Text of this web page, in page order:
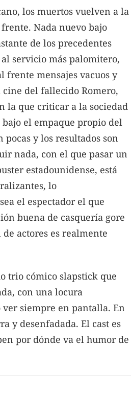
los muertos vuelven a la
Nada nuevo bajo
de los precedentes
servicio más palomitero,
mensajes vacuos y
del fallecido Romero,
la que criticar a la sociedad
el empaque propio del
y los resultados son
nada, con el que pasar un
estadounidense, está
lo
el espectador el que
buena de casquería gore
actores es realmente
trio cómico slapstick que
con una locura
ver siempre en pantalla. En
y desenfadada. El cast es
por dónde va el humor de